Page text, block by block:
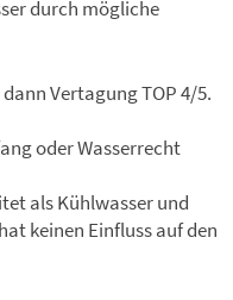
durch mögliche
Vertagung TOP 4/5.
oder Wasserrecht
als Kühlwasser und
keinen Einfluss auf den